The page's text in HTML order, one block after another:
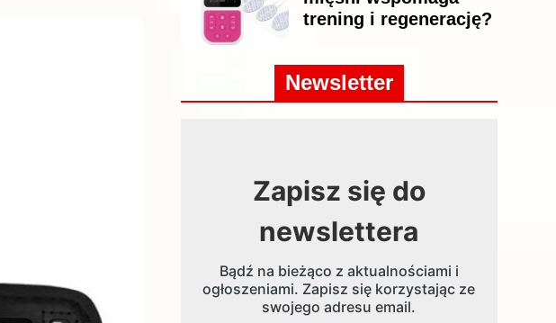
trening i regenerację?
Newsletter
Zapisz się do
newslettera
Bądź na bieżąco z aktualnościami i
ogłoszeniami. Zapisz się korzystając ze
swojego adresu email.